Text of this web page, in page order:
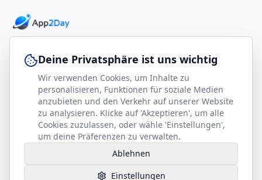
footer.company
Kontakt
Partner werden
Gesundheits-Kompass
Rechtliches
Impressum
Datenschutz
AGB
Deine Privatsphäre ist uns wichtig
Wir verwenden Cookies, um Inhalte zu
personalisieren, Funktionen für soziale Medien
anzubieten und den Verkehr auf unserer Website
zu analysieren. Klicke auf 'Akzeptieren', um alle
Cookies zuzulassen, oder wähle 'Einstellungen',
um deine Präferenzen zu verwalten.
Ablehnen
Einstellungen
Hilfe benötigt?